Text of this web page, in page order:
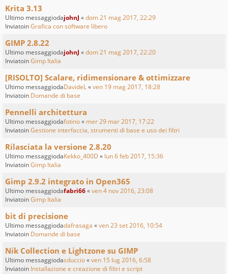
Krita 3.13
Ultimo messaggiodajohnJ «dom 21 mag 2017, 22:29
InviatoinGrafica con software libero
GIMP 2.8.22
Ultimo messaggiodajohnJ «dom 21 mag 2017, 22:20
InviatoinGimp Italia
[RISOLTO] Scalare, ridimensionare & ottimizzare
Ultimo messaggiodaDavideL«ven 19 mag 2017, 18:28
Inviatoin Domande di base
Pennelli architettura
Ultimo messaggiodafotino« mer 29 mar 2017, 17:22
InviatoinGestione interfaccia, strumenti di base e uso dei filtri
Rilasciata la versione 2.8.20
Ultimo messaggiodaKekko_400D « lun 6 feb 2017, 15:36
InviatoinGimp Italia
Gimp 2.9.2 integrato in Open365
Ultimo messaggiodafabri66«ven 4 nov 2016, 23:08
InviatoinGimp Italia
bit di precisione
Ultimo messaggiodadafrasaga «ven 23 set 2016, 10:54
Inviatoin Domande di base
Nik Collection e Lightzone su GIMP
Ultimo messaggiodasduccio«ven 15 lug 2016, 6:58
Inviatoin Installazione e creazione di filtri e script